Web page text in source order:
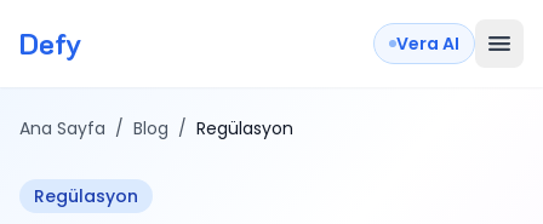
Defy Vera AI
Ana Sayfa / Blog / Regülasyon
Regülasyon